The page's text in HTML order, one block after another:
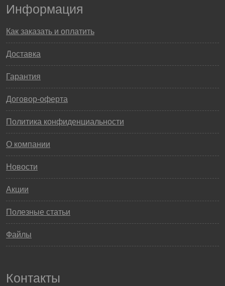
Информация
Как заказать и оплатить
Доставка
Гарантия
Договор-оферта
Политика конфиденциальности
О компании
Новости
Акции
Полезные статьи
Файлы
Контакты